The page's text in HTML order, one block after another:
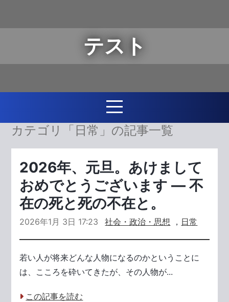
テスト
カテゴリ「日常」の記事一覧
2026年、元旦。あけまして
おめでとうございます ― 不
在の死と死の不在と。
2026年1月 3日 17:23 社会・政治・思想 ， 日常
若い人が将来どんな人物になるのかということに
は、こころを砕いてきたが、その人物が...
この記事を読む